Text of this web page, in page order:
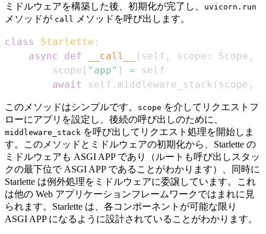
ミドルウェアを構築した後、初期化が完了し、 uvicorn.run
メソッドが call メソッドを呼び出します。
class Starlette :
async
def __call__ ( self , scope : Scope ,
        scope
[ "app" ] =
await
self . middleware_stack ( scope ,
このメソッドはシンプルです。 scope を介してリクエストフ
ローにアプリを設定し、後続の呼び出しのために、
middleware_stack を呼び出してリクエスト処理を開始しま
す。このメソッドとミドルウェアの初期化から、Starlette の
ミドルウェアも ASGI APP であり（ルートも呼び出しスタッ
クの最下位で ASGI APP であることがわかります）、同時に
Starlette は例外処理をミドルウェアに委譲しています。これ
は他の Web アプリケーションフレームワークではまれに見
られます。Starlette は、各コンポーネントが可能な限り
ASGI APP になるように設計されていることがわかります。